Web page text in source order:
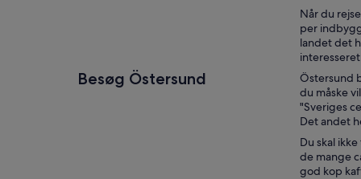
Et panorama
Besøg Östersund
Når du
per
landet det
Östersund
du måske
"Sveriges
Det andet
Du skal
de mange
god kop